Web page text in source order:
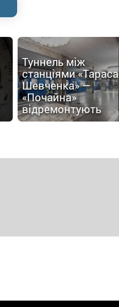
Туннель між
станціями «Тараса
Шевченка» —
«Почайна»
відремонтують